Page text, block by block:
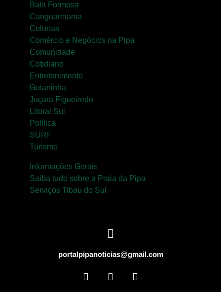
Baía Formosa
Canguaretama
Colunas
Comércio e Negócios na Pipa
Comunidade
Cotidiano
Entretenimento
Goianinha
Juçara Figueiredo
Litoral Sul
Política
SURF
Turismo
Informações Gerais
Saiba tudo sobre a Praia da Pipa
Serviços Tibau do Sul
portalpipanoticias@gmail.com